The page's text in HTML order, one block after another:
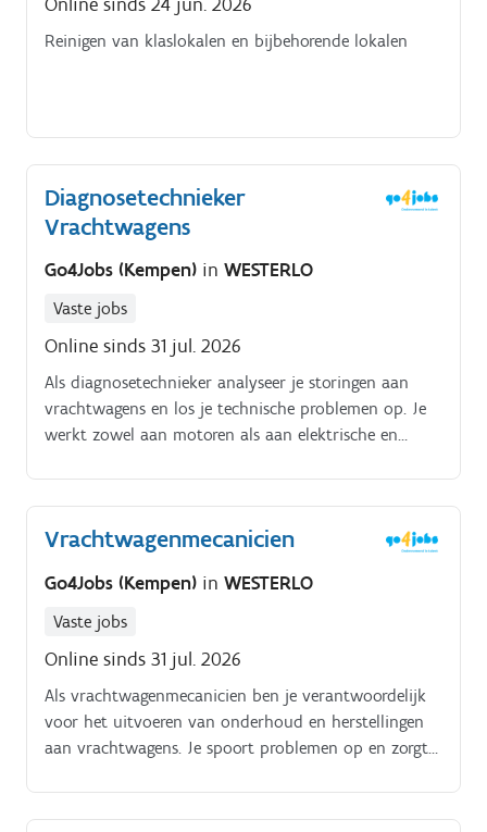
Reinigen van klaslokalen en bijbehorende lokalen
Diagnosetechnieker
Vrachtwagens
Go4Jobs (Kempen) in WESTERLO
Vaste jobs
Online sinds 31 jul. 2026
Als diagnosetechnieker analyseer je storingen aan
vrachtwagens en los je technische problemen op. Je
werkt zowel aan motoren als aan elektrische en
Vrachtwagenmecanicien
Go4Jobs (Kempen) in WESTERLO
Vaste jobs
Online sinds 31 jul. 2026
Als vrachtwagenmecanicien ben je verantwoordelijk
voor het uitvoeren van onderhoud en herstellingen
aan vrachtwagens. Je spoort problemen op en zorgt